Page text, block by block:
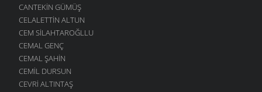
CANTEKIN GÜMÜŞ
CELALETTIN ALTUN
CEM SILAHTAROĞLLU
CEMAL GENÇ
CEMAL ŞAHIN
CEMIL DURSUN
CEVRI ALTINTAŞ